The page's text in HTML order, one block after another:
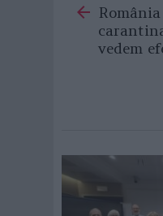
more
vedem